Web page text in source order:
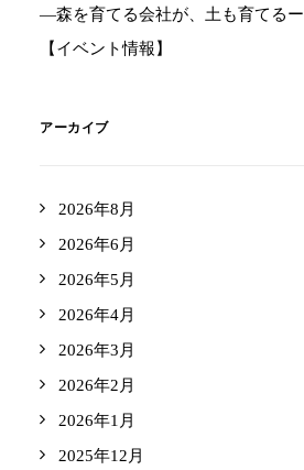
―森を育てる会社が、土も育てるー
【イベント情報】
アーカイブ
2026年8月
2026年6月
2026年5月
2026年4月
2026年3月
2026年2月
2026年1月
2025年12月